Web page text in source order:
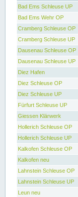
Bad Ems Schleuse UP
Bad Ems Wehr OP
Cramberg Schleuse OP
Cramberg Schleuse UP
Dausenau Schleuse OP
Dausenau Schleuse UP
Diez Hafen
Diez Schleuse OP
Diez Schleuse UP
Fürfurt Schleuse UP
Giessen Klärwerk
Hollerich Schleuse OP
Hollerich Schleuse UP
Kalkofen Schleuse OP
Kalkofen neu
Lahnstein Schleuse OP
Lahnstein Schleuse UP
Leun neu